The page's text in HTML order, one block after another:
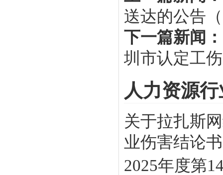
送达的公告
下一篇新闻：
圳市认定工
人力资源
关于拉扎斯
业伤害结论
2025年度第